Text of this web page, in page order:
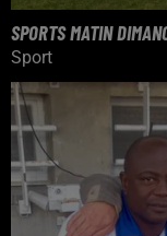
SPORTS MATIN
Sport